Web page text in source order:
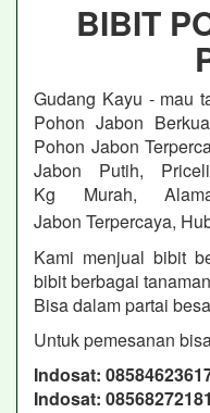
BIBIT
Gudang Kayu - mau
Pohon Jabon
Pohon Jabon
Jabon Putih,
Kg Murah,
Jabon Terpercaya,
Kami menjual bibit
bibit berbagai
Bisa dalam partai
Untuk pemesanan
Indosat:
Indosat: 08568272181